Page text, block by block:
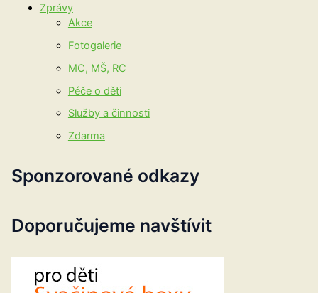
Zprávy
Akce
Fotogalerie
MC, MŠ, RC
Péče o děti
Služby a činnosti
Zdarma
Sponzorované odkazy
Doporučujeme navštívit